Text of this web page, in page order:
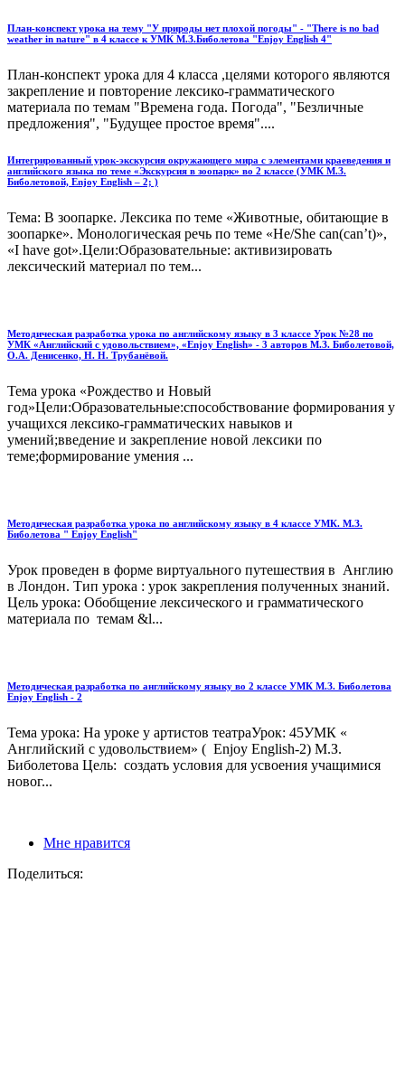
План-конспект урока на тему "У природы нет плохой погоды" - "There is no bad
weather in nature" в 4 классе к УМК М.З.Биболетова "Enjoy English 4"
План-конспект урока для 4 класса ,целями которого являются
закрепление и повторение лексико-грамматического
материала по темам "Времена года. Погода", "Безличные
предложения", "Будущее простое время"....
Интегрированный урок-экскурсия окружающего мира с элементами краеведения и
английского языка по теме «Экскурсия в зоопарк» во 2 классе (УМК М.З.
Биболетовой, Enjoy English – 2; )
Тема: В зоопарке. Лексика по теме «Животные, обитающие в
зоопарке». Монологическая речь по теме «He/She can(can’t)»,
«I have got».Цели:Образовательные: активизировать
лексический материал по тем...
Методическая разработка урока по английскому языку в 3 классе Урок №28 по
УМК «Английский с удовольствием», «Enjoy English» - 3 авторов М.З. Биболетовой,
О.А. Денисенко, Н. Н. Трубанёвой.
Тема урока «Рождество и Новый
год»Цели:Образовательные:способствование формирования у
учащихся лексико-грамматических навыков и
умений;введение и закрепление новой лексики по
теме;формирование умения ...
Методическая разработка урока по английскому языку в 4 классе УМК. М.З.
Биболетова " Enjoy English"
Урок проведен в форме виртуального путешествия в Англию
в Лондон. Тип урока : урок закрепления полученных знаний.
Цель урока: Обобщение лексического и грамматического
материала по темам &l...
Методическая разработка по английскому языку во 2 классе УМК М.З. Биболетова
Enjoy English - 2
Тема урока: На уроке у артистов театраУрок: 45УМК «
Английский с удовольствием» ( Enjoy English-2) М.З.
Биболетова Цель: создать условия для усвоения учащимися
новог...
Мне нравится
Поделиться: